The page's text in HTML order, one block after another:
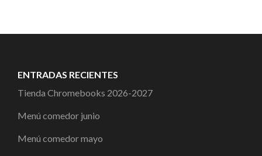
ENTRADAS RECIENTES
Tienda Chromebooks 2026-2027
Menú comedor junio
Menú comedor mayo